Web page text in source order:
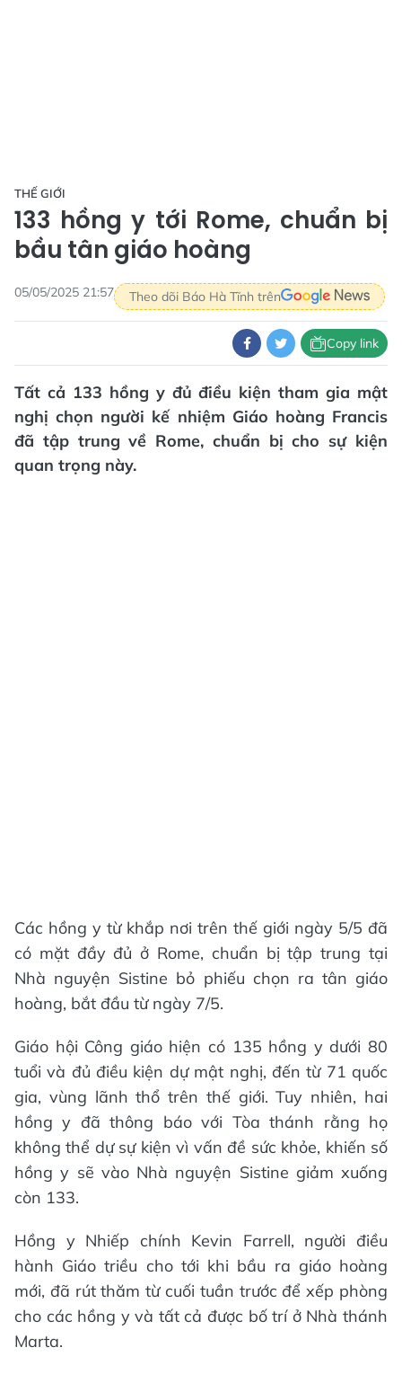
THẾ GIỚI
133 hồng y tới Rome, chuẩn bị
bầu tân giáo hoàng
05/05/2025 21:57 Theo dõi Báo Hà Tĩnh trên
Copy link
Tất cả 133 hồng y đủ điều kiện tham gia mật
nghị chọn người kế nhiệm Giáo hoàng Francis
đã tập trung về Rome, chuẩn bị cho sự kiện
quan trọng này.
Các hồng y từ khắp nơi trên thế giới ngày 5/5 đã
có mặt đầy đủ ở Rome, chuẩn bị tập trung tại
Nhà nguyện Sistine bỏ phiếu chọn ra tân giáo
hoàng, bắt đầu từ ngày 7/5.
Giáo hội Công giáo hiện có 135 hồng y dưới 80
tuổi và đủ điều kiện dự mật nghị, đến từ 71 quốc
gia, vùng lãnh thổ trên thế giới. Tuy nhiên, hai
hồng y đã thông báo với Tòa thánh rằng họ
không thể dự sự kiện vì vấn đề sức khỏe, khiến số
hồng y sẽ vào Nhà nguyện Sistine giảm xuống
còn 133.
Hồng y Nhiếp chính Kevin Farrell, người điều
hành Giáo triều cho tới khi bầu ra giáo hoàng
mới, đã rút thăm từ cuối tuần trước để xếp phòng
cho các hồng y và tất cả được bố trí ở Nhà thánh
Marta.